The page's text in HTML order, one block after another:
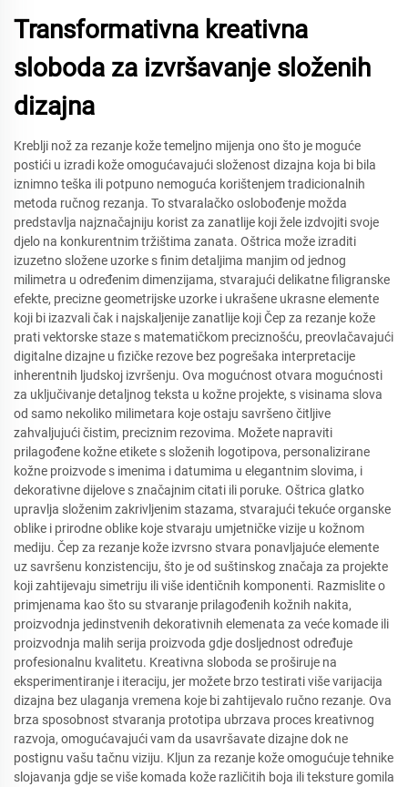
Transformativna kreativna
sloboda za izvršavanje složenih
dizajna
Kreblji nož za rezanje kože temeljno mijenja ono što je moguće
postići u izradi kože omogućavajući složenost dizajna koja bi bila
iznimno teška ili potpuno nemoguća korištenjem tradicionalnih
metoda ručnog rezanja. To stvaralačko oslobođenje možda
predstavlja najznačajniju korist za zanatlije koji žele izdvojiti svoje
djelo na konkurentnim tržištima zanata. Oštrica može izraditi
izuzetno složene uzorke s finim detaljima manjim od jednog
milimetra u određenim dimenzijama, stvarajući delikatne filigranske
efekte, precizne geometrijske uzorke i ukrašene ukrasne elemente
koji bi izazvali čak i najskaljenije zanatlije koji Čep za rezanje kože
prati vektorske staze s matematičkom preciznošću, preovlačavajući
digitalne dizajne u fizičke rezove bez pogrešaka interpretacije
inherentnih ljudskoj izvršenju. Ova mogućnost otvara mogućnosti
za uključivanje detaljnog teksta u kožne projekte, s visinama slova
od samo nekoliko milimetara koje ostaju savršeno čitljive
zahvaljujući čistim, preciznim rezovima. Možete napraviti
prilagođene kožne etikete s složenih logotipova, personalizirane
kožne proizvode s imenima i datumima u elegantnim slovima, i
dekorativne dijelove s značajnim citati ili poruke. Oštrica glatko
upravlja složenim zakrivljenim stazama, stvarajući tekuće organske
oblike i prirodne oblike koje stvaraju umjetničke vizije u kožnom
mediju. Čep za rezanje kože izvrsno stvara ponavljajuće elemente
uz savršenu konzistenciju, što je od suštinskog značaja za projekte
koji zahtijevaju simetriju ili više identičnih komponenti. Razmislite o
primjenama kao što su stvaranje prilagođenih kožnih nakita,
proizvodnja jedinstvenih dekorativnih elemenata za veće komade ili
proizvodnja malih serija proizvoda gdje dosljednost određuje
profesionalnu kvalitetu. Kreativna sloboda se proširuje na
eksperimentiranje i iteraciju, jer možete brzo testirati više varijacija
dizajna bez ulaganja vremena koje bi zahtijevalo ručno rezanje. Ova
brza sposobnost stvaranja prototipa ubrzava proces kreativnog
razvoja, omogućavajući vam da usavršavate dizajne dok ne
postignu vašu tačnu viziju. Kljun za rezanje kože omogućuje tehnike
slojavanja gdje se više komada kože različitih boja ili teksture gomila